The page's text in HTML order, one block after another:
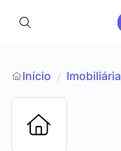
Início / Imobiliária